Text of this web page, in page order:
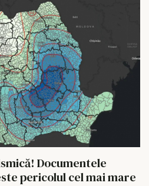
Documentele
pericolul cel mai mare